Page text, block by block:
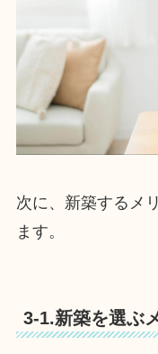
次に、新築するメ
ます。
3-1.新築を選ぶ